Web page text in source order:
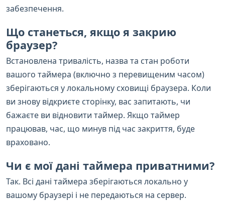
забезпечення.
Що станеться, якщо я закрию
браузер?
Встановлена тривалість, назва та стан роботи
вашого таймера (включно з перевищеним часом)
зберігаються у локальному сховищі браузера. Коли
ви знову відкриєте сторінку, вас запитають, чи
бажаєте ви відновити таймер. Якщо таймер
працював, час, що минув під час закриття, буде
враховано.
Чи є мої дані таймера приватними?
Так. Всі дані таймера зберігаються локально у
вашому браузері і не передаються на сервер.